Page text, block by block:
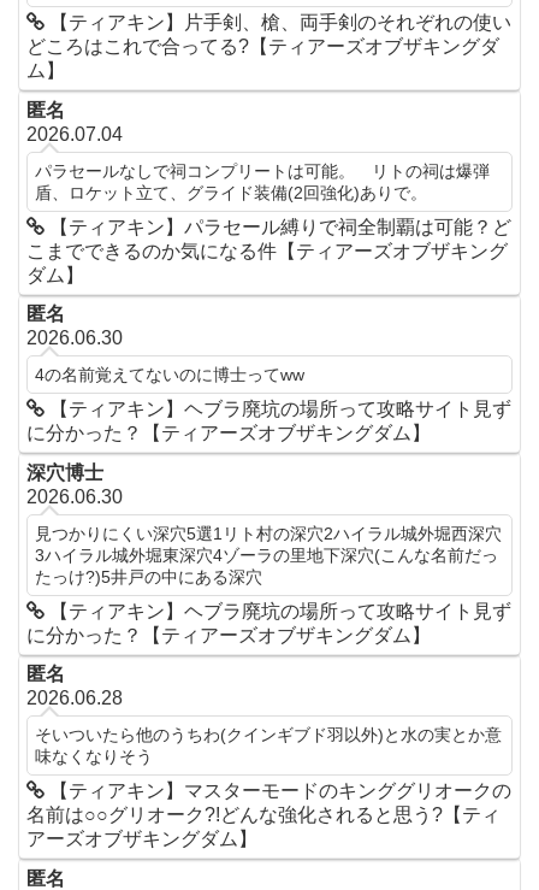
【ティアキン】片手剣、槍、両手剣のそれぞれの使い
どころはこれで合ってる?【ティアーズオブザキングダ
ム】
匿名
2026.07.04
パラセールなしで祠コンプリートは可能。 リトの祠は爆弾
盾、ロケット立て、グライド装備(2回強化)ありで。
【ティアキン】パラセール縛りで祠全制覇は可能？ど
こまでできるのか気になる件【ティアーズオブザキング
ダム】
匿名
2026.06.30
4の名前覚えてないのに博士ってww
【ティアキン】ヘブラ廃坑の場所って攻略サイト見ず
に分かった？【ティアーズオブザキングダム】
深穴博士
2026.06.30
見つかりにくい深穴5選1リト村の深穴2ハイラル城外堀西深穴
3ハイラル城外堀東深穴4ゾーラの里地下深穴(こんな名前だっ
たっけ?)5井戸の中にある深穴
【ティアキン】ヘブラ廃坑の場所って攻略サイト見ず
に分かった？【ティアーズオブザキングダム】
匿名
2026.06.28
そいついたら他のうちわ(クインギブド羽以外)と水の実とか意
味なくなりそう
【ティアキン】マスターモードのキンググリオークの
名前は○○グリオーク?!どんな強化されると思う?【ティ
アーズオブザキングダム】
匿名